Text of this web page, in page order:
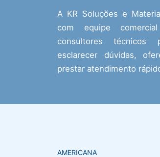
A KR Soluções e
com equipe
consultores técnicos
esclarecer dúvidas,
prestar atendimento
AMERICANA